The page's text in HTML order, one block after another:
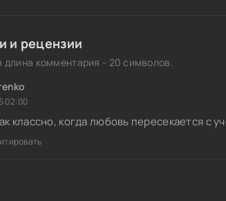
и рецензии
длина комментария - 20 символов.
02:00
классно, когда любовь пересекается с